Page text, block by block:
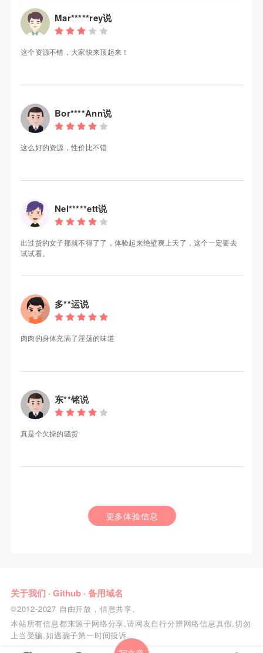
Mar*****rey说
这个资源不错，大家快来顶起来！
Bor****Ann说
这么好的资源，性价比不错
Nel*****ett说
出过货的女子那就不得了了，体验起来绝壁爽上天了，这个一定要去
试试看。
多**运说
肉肉的身体充满了淫荡的味道
东**铭说
真是个欠操的骚货
更多体验信息
关于我们 · Github· 备用域名
©2012-2027 自由开放，信息共享。
本站所有信息都来源于网络分享,请网友自行分辨网络信息真假,切勿
上当受骗,如遇骗子第一时间投诉.